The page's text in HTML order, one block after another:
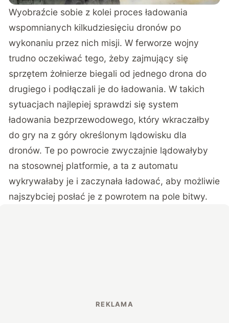
Wyobraźcie sobie z kolei proces ładowania
wspomnianych kilkudziesięciu dronów po
wykonaniu przez nich misji. W ferworze wojny
trudno oczekiwać tego, żeby zajmujący się
sprzętem żołnierze biegali od jednego drona do
drugiego i podłączali je do ładowania. W takich
sytuacjach najlepiej sprawdzi się system
ładowania bezprzewodowego, który wkraczałby
do gry na z góry określonym lądowisku dla
dronów. Te po powrocie zwyczajnie lądowałyby
na stosownej platformie, a ta z automatu
wykrywałaby je i zaczynała ładować, aby możliwie
najszybciej posłać je z powrotem na pole bitwy.